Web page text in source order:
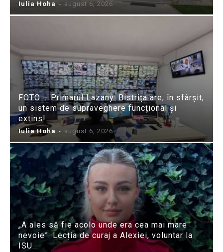
Iulia Hoha - august 6, 2026
FOTO – Primarul Lazany: Bistrița are, în sfârșit,
un sistem de supraveghere funcțional și
extins!
Iulia Hoha - august 6, 2026
„A ales să fie acolo unde era cea mai mare
nevoie”: Lecția de curaj a Alexiei, voluntar la
ISU...